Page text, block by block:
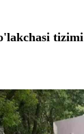
tizimi